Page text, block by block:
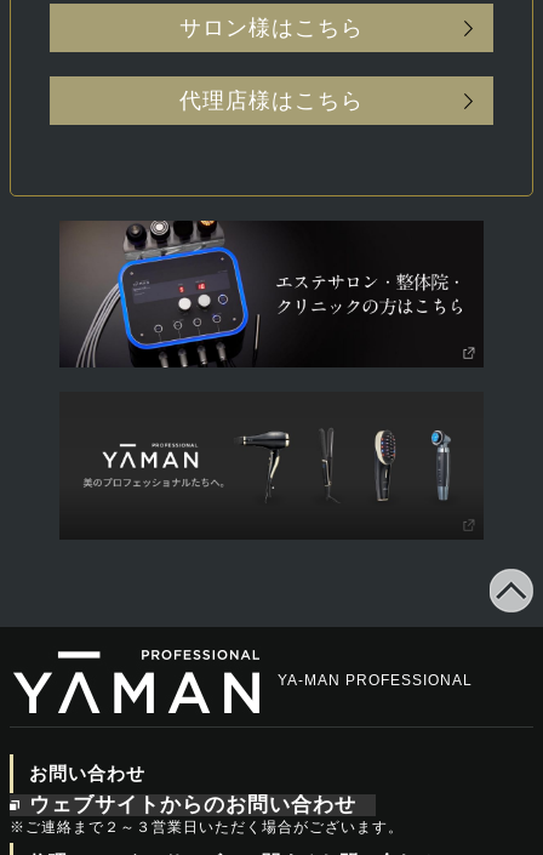
サロン様はこちら
代理店様はこちら
YA-MAN PROFESSIONAL
お問い合わせ
ウェブサイトからのお問い合わせ
※ご連絡まで２～３営業日いただく場合がございます。